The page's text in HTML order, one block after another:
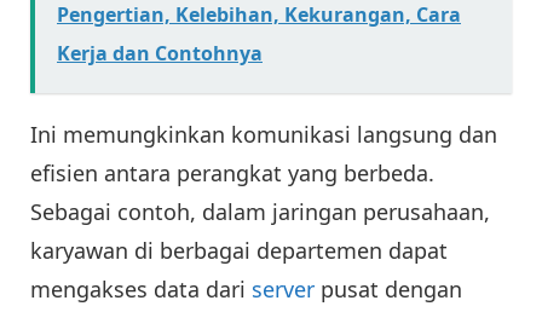
Pengertian, Kelebihan, Kekurangan, Cara
Kerja dan Contohnya
Ini memungkinkan komunikasi langsung dan
efisien antara perangkat yang berbeda.
Sebagai contoh, dalam jaringan perusahaan,
karyawan di berbagai departemen dapat
mengakses data dari server pusat dengan